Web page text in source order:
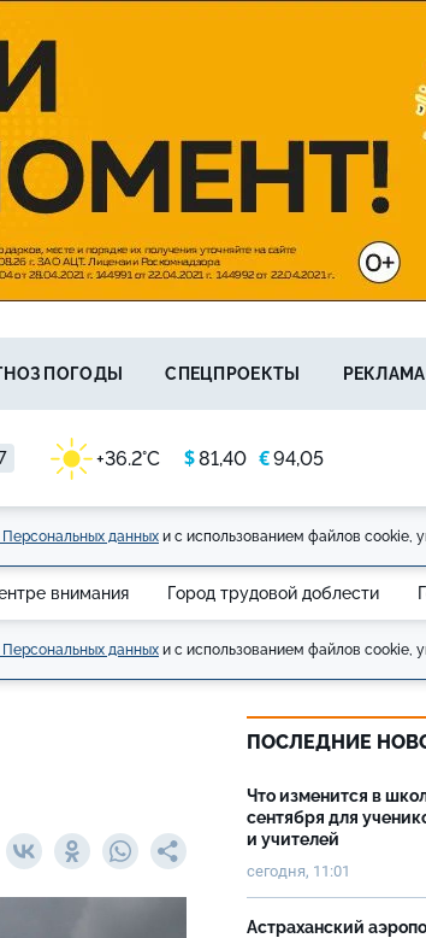
+36.2°C $81,40 €94,05
ПОГОДЫ СПЕЦПРОЕКТЫ
данных и с использованием файлов cookie,
внимания Город трудовой доблести
данных и с использованием файлов cookie,
ПОСЛЕДНИЕ
Что изменится в
сентября для
и учителей
сегодня, 11:01
Астраханский